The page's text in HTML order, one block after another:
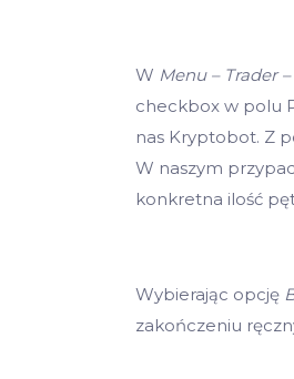
W Menu – Trader
checkbox w polu
nas Kryptobot. Z
W naszym
konkretna ilość
Wybierając opcję
zakończeniu